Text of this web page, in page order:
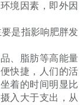
境因素，即外因
是指影响肥胖发
、脂肪等高能量
快捷，人们的活
着的时间明显比
入大于支出，从